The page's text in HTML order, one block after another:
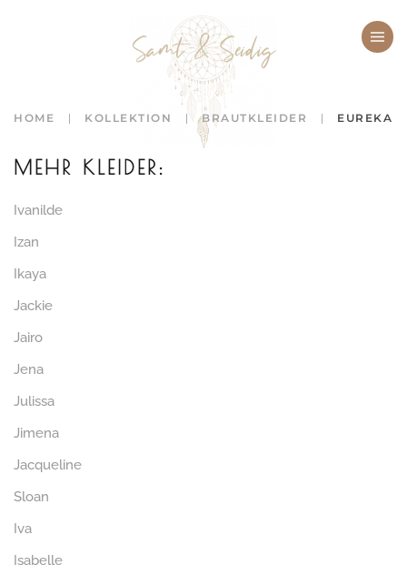
Zum Hauptinhalt springen
HOME KOLLEKTION BRAUTKLEIDER EUREKA
MEHR KLEIDER:
Ivanilde
Izan
Ikaya
Jackie
Jairo
Jena
Julissa
Jimena
Jacqueline
Sloan
Iva
Isabelle